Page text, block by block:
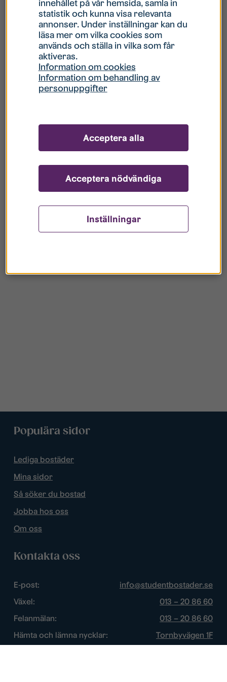
Hur gör jag om mitt konto är låst?
Hur gör jag när jag glömt mitt lösenord?
Vad innebär Gästkonto/Gästanvändare?
Populära sidor
Lediga bostäder
Mina sidor
Så söker du bostad
Jobba hos oss
Om oss
Kontakta oss
E-post:
info@studentbostader.se
Växel:
013 – 20 86 60
Felanmälan:
013 – 20 86 60
Hämta och lämna nycklar:
Tornbyvägen 1F
innehållet på vår hemsida, samla in
statistik och kunna visa relevanta
annonser. Under inställningar kan du
läsa mer om vilka cookies som
används och ställa in vilka som får
aktiveras.
Information om cookies
Information om behandling av
personuppgifter
Inställningar
Acceptera nödvändiga
Acceptera alla